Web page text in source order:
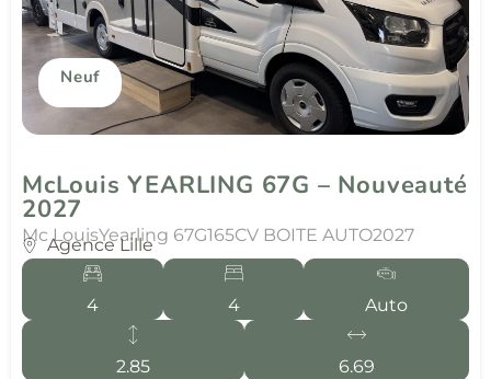
Neuf
McLouis YEARLING 67G – Nouveauté
2027
Mc LouisYearling 67G165CV BOITE AUTO2027
Agence Lille
4 4 Auto
2.85 6.69